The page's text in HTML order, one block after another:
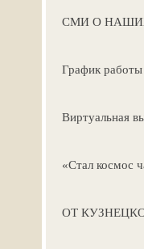
СМИ О
График
Виртуальная
«Стал космос
ОТ